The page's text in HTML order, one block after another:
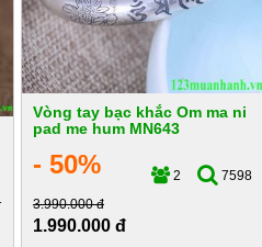
Vòng tay bạc khắc Om ma ni
pad me hum MN643
- 50% 2
7598
3.990.000 đ
1.990.000 đ